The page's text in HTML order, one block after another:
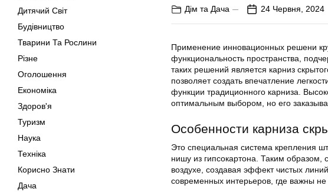
Дитячий Світ
Будівництво
Тварини Та Рослини
Різне
Оголошення
Економіка
Здоров'я
Туризм
Наука
Техніка
Корисно Знати
Дача
Дім та Дача 24 Червня, 2024
Применение инновационных решени
функциональность пространства,
таких решений является карниз
позволяет создать впечатление
функции традиционного карниза.
оптимальным выбором, но его
Особенности карниза
Это специальная система крепления
нишу из гипсокартона. Таким
воздухе, создавая эффект чистых
современных интерьеров, где важны не